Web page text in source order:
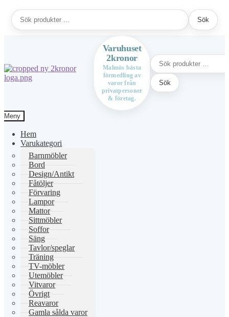
Sök
efter:
Sök
Hoppa
Hoppa
Varuhuset
2kronor
Malmös bästa
förmedling av
varor från
privatpersoner
& företag.
Sök
efter:
Sök
Meny
Hem
Varukategori
Barnmöbler
Bord
Design/Antikt
Fåtöljer
Förvaring
Lampor
Mattor
Sittmöbler
Soffor
Säng
Tavlor/speglar
Träning
TV-möbler
Utemöbler
Vitvaror
Övrigt
Reavaror
Gamla sålda varor